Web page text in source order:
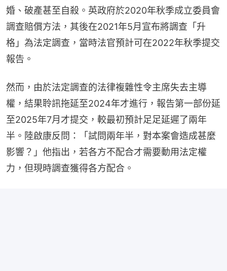
婚、破產甚至自殺。英政府於2020年秋季成立委員會
調查賠償方法，其後在2021年5月宣布將調查「升
格」為法定調查，當時法官預計可在2022年秋季提交
報告。
然而，由於法定調查的法律複雜性令主席失去主導
權，結果聆訊拖延至2024年才進行，報告第一部份延
至2025年7月才提交，較最初預計足足延遲了兩年
半。陸啟康反問：「試問兩年半，對本案會造成甚麼
影響？」他指出，若各方不配合才需要動用法定權
力，但現時調查獲得各方配合。